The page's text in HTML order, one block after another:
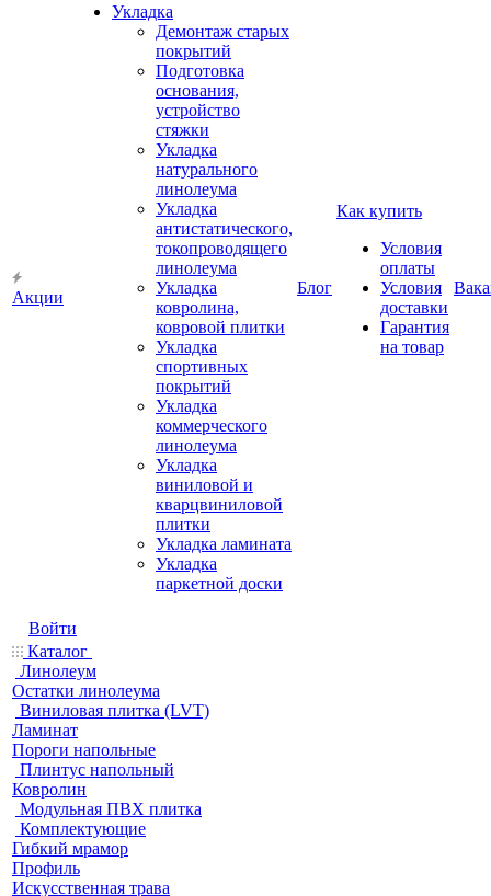
Акции
Укладка
Демонтаж старых
покрытий
Подготовка
основания,
устройство
стяжки
Укладка
натурального
линолеума
Укладка
антистатического,
токопроводящего
линолеума
Укладка
ковролина,
ковровой плитки
Укладка
спортивных
покрытий
Укладка
коммерческого
линолеума
Укладка
виниловой и
кварцвиниловой
плитки
Укладка ламината
Укладка
паркетной доски
Блог
Как купить
Условия
оплаты
Условия
доставки
Гарантия
на товар
Войти
Каталог
Линолеум
Остатки линолеума
Виниловая плитка (LVT)
Ламинат
Пороги напольные
Плинтус напольный
Ковролин
Модульная ПВХ плитка
Комплектующие
Гибкий мрамор
Профиль
Искусственная трава